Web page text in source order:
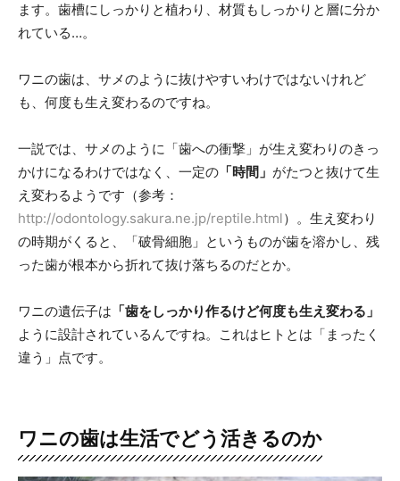
ます。歯槽にしっかりと植わり、材質もしっかりと層に分か
れている…。
ワニの歯は、サメのように抜けやすいわけではないけれど
も、何度も生え変わるのですね。
一説では、サメのように「歯への衝撃」が生え変わりのきっ
かけになるわけではなく、一定の 「時間」 がたつと抜けて生
え変わるようです（参考：
http://odontology.sakura.ne.jp/reptile.html）。生え変わり
の時期がくると、「破骨細胞」というものが歯を溶かし、残
った歯が根本から折れて抜け落ちるのだとか。
ワニの遺伝子は 「歯をしっかり作るけど何度も生え変わる」
ように設計されているんですね。これはヒトとは「まったく
違う」点です。
ワニの歯は生活でどう活きるのか